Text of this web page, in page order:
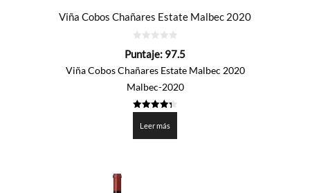
Viña Cobos Chañares Estate Malbec 2020
de
Puntaje: 97.5
Viña Cobos Chañares Estate Malbec 2020
Malbec-2020
de 5
Leer más